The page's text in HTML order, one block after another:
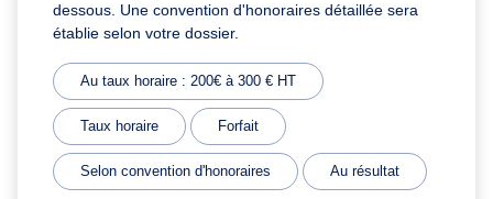
dessous. Une convention d'honoraires détaillée sera
établie selon votre dossier.
Au taux horaire : 200€ à 300 € HT
Taux horaire Forfait
Selon convention d'honoraires Au résultat